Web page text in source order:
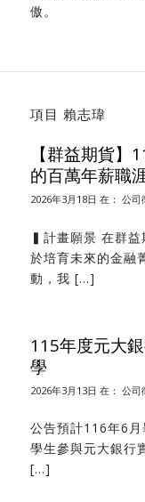
傲。
項目 賴志瑋
【群益期貨】
的百萬年薪職
2026年3月18日 在： 公司
▍計畫願景 在群益
於培育未來的金融
動，我 […]
115年度元大
學
2026年3月13日 在： 公司
公告預計116年6
學生參與元大銀行
[…]